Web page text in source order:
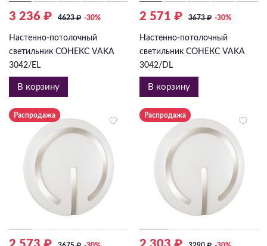
3 236 ₽ 4623₽ -30%
Настенно-потолочный
светильник СОНЕКС VAKA
3042/EL
В корзину
2 571 ₽ 3673₽ -30%
Настенно-потолочный
светильник СОНЕКС VAKA
3042/DL
В корзину
Распродажа Распродажа